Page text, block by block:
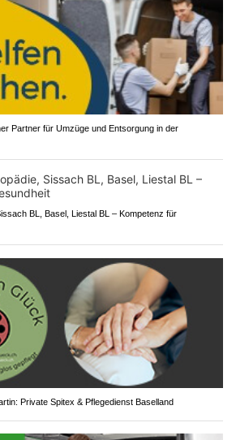
Partner für Umzüge und Entsorgung in der
BL, Basel, Liestal BL – Kompetenz für
Private Spitex & Pflegedienst Baselland